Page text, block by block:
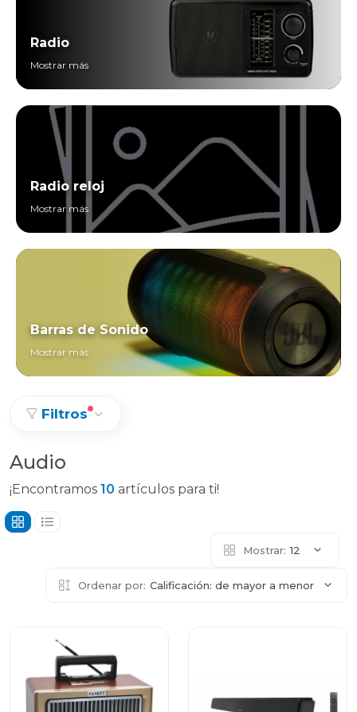
Radio
Mostrar más
Radio reloj
Mostrar más
Barras de Sonido
Mostrar más
Filtros
Audio
¡Encontramos 10 artículos para ti!
Mostrar: 12
Ordenar por: Calificación: de mayor a menor